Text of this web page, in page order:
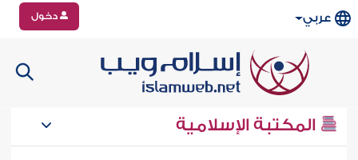
عربي دخول
المكتبة الإسلامية